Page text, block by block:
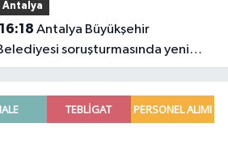
Antalya
16:18
soruşturmasında yeni